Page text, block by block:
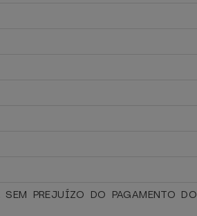
PREJUÍZO DO PAGAMENTO DO